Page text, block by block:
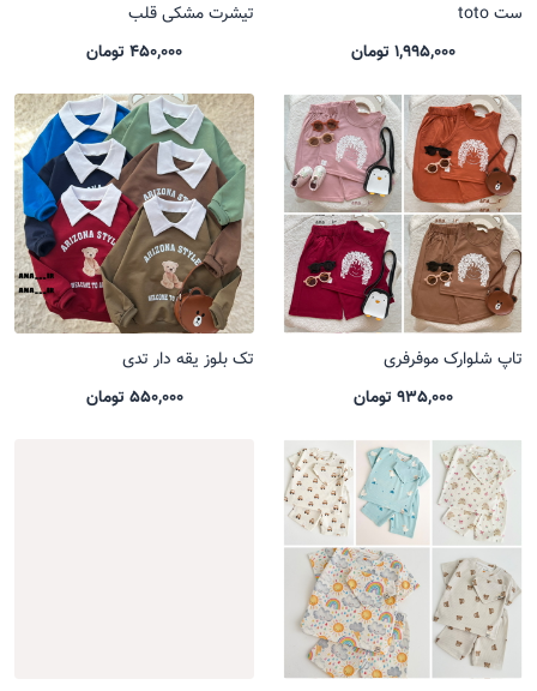
ست toto
1,995,000 تومان
تیشرت مشکی قلب
450,000 تومان
تاپ شلوارک موفرفری
935,000 تومان
تک بلوز یقه دار تدی
550,000 تومان